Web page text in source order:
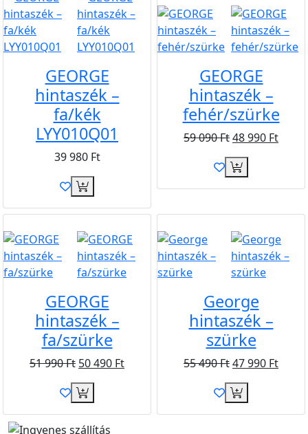
GEORGE
hintaszék –
fa/kék
LYY010Q01
39 980 Ft
GEORGE
hintaszék –
fehér/szürke
59 090Ft48 990 Ft
GEORGE
hintaszék –
fa/szürke
51 990Ft 50 490 Ft
George
hintaszék –
szürke
55 490Ft47 990 Ft